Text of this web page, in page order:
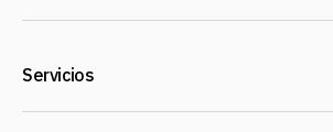
Servicios